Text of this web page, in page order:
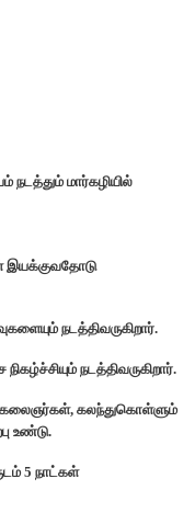
மார்கழியில்
இயக்குவதோடு
நடத்திவருகிறார்.
நடத்திவருகிறார்.
கலந்துகொள்ளும்
உண்டு.
5 நாட்கள்